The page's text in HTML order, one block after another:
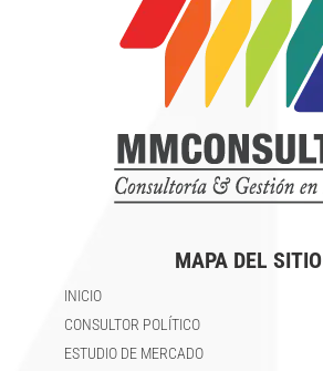
MAPA DEL SITIO
INICIO
CONSULTOR POLÍTICO
ESTUDIO DE MERCADO